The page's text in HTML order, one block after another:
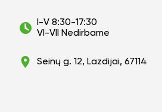
I-V 8:30-17:30
VI-VII Nedirbame
Seinų g. 12, Lazdijai, 67114